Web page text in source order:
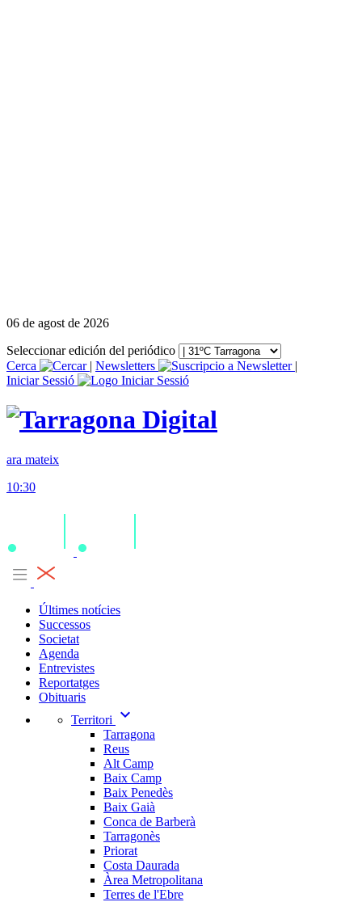
06 de agost de 2026
Seleccionar edición del periódico
Cerca
| Newsletters
|
Iniciar Sessió
ara mateix
10:30
Últimes notícies
Successos
Societat
Agenda
Entrevistes
Reportatges
Obituaris
Territori
expand_more
Tarragona
Reus
Alt Camp
Baix Camp
Baix Penedès
Baix Gaià
Conca de Barberà
Tarragonès
Priorat
Costa Daurada
Àrea Metropolitana
Terres de l'Ebre